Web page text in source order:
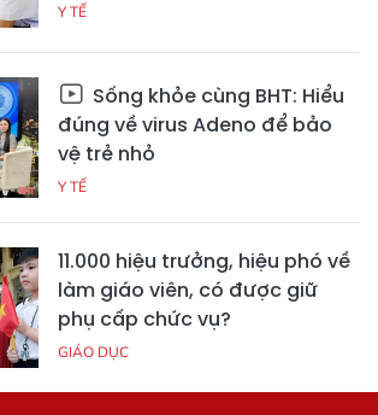
Y TẾ
Sống khỏe cùng BHT: Hiểu
đúng về virus Adeno để bảo
vệ trẻ nhỏ
Y TẾ
11.000 hiệu trưởng, hiệu phó về
làm giáo viên, có được giữ
phụ cấp chức vụ?
GIÁO DỤC